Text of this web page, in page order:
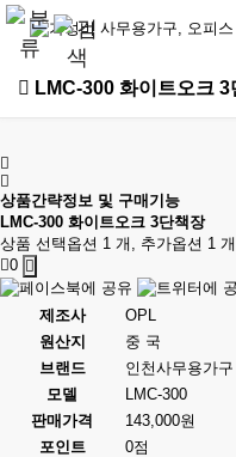
LMC-300 화이트오크
상품간략정보 및 구매기능
LMC-300 화이트오크 3단책장
상품 선택옵션 1 개, 추가옵션 1 개
0
제조사
OPL
원산지
중 국
브랜드
인천사무용가구
모델
LMC-300
판매가격
143,000원
포인트
0점